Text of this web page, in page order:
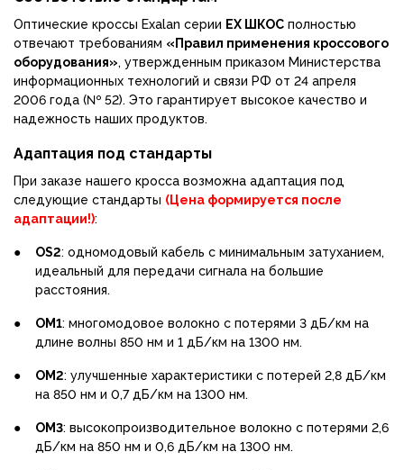
Оптические кроссы Exalan серии EX ШКОС полностью
отвечают требованиям «Правил применения кроссового
оборудования», утвержденным приказом Министерства
информационных технологий и связи РФ от 24 апреля
2006 года (№ 52). Это гарантирует высокое качество и
надежность наших продуктов.
Адаптация под стандарты
При заказе нашего кросса возможна адаптация под
следующие стандарты (Цена формируется после
адаптации!):
● OS2: одномодовый кабель с минимальным затуханием,
идеальный для передачи сигнала на большие
расстояния.
● OM1: многомодовое волокно с потерями 3 дБ/км на
длине волны 850 нм и 1 дБ/км на 1300 нм.
● OM2: улучшенные характеристики с потерей 2,8 дБ/км
на 850 нм и 0,7 дБ/км на 1300 нм.
● OM3: высокопроизводительное волокно с потерями 2,6
дБ/км на 850 нм и 0,6 дБ/км на 1300 нм.